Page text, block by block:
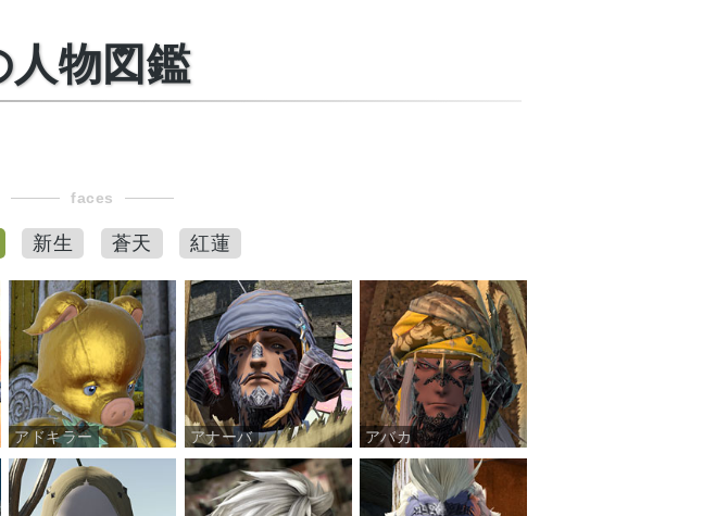
人物図鑑
faces
新生 蒼天 紅蓮
アドキラー アナーバ アバカ